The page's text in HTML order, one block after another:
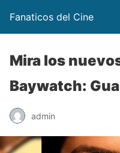
Fanaticos del Cine
Mira los
Baywatch:
admin